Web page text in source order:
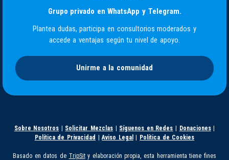
Grupo privado en WhatsApp y Telegram.
Plantea dudas, participa en consultorios moderados y
accede a ventajas según tu nivel de apoyo.
Unirme a la comunidad
Sobre Nosotros Solicitar Mezclas Síguenos en Redes Donaciones|
Política de Privacidad
|Aviso Legal Política de Cookies
Basado en datos de TripSity elaboración propia, esta herramienta tiene fines